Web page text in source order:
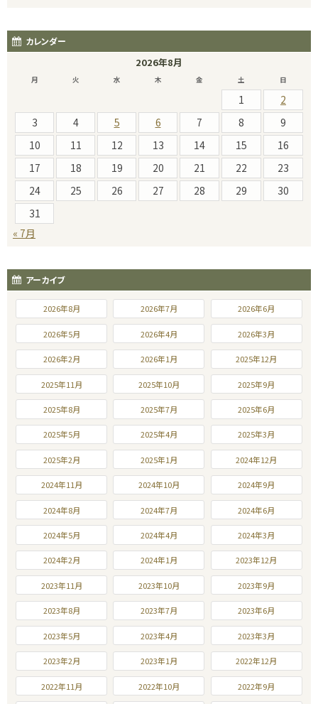
カレンダー
2026年8月
月 火 水 木 金 土 日
1
2
3
4 5 6 7 8
9
10
11 12 13 14 15
16
17
18 19 20 21 22
23
24
25 26 27 28 29
30
31
« 7月
アーカイブ
2026年8月 2026年7月 2026年6月
2026年5月 2026年4月 2026年3月
2026年2月 2026年1月 2025年12月
2025年11月 2025年10月 2025年9月
2025年8月 2025年7月 2025年6月
2025年5月 2025年4月 2025年3月
2025年2月 2025年1月 2024年12月
2024年11月 2024年10月 2024年9月
2024年8月 2024年7月 2024年6月
2024年5月 2024年4月 2024年3月
2024年2月 2024年1月 2023年12月
2023年11月 2023年10月 2023年9月
2023年8月 2023年7月 2023年6月
2023年5月 2023年4月 2023年3月
2023年2月 2023年1月 2022年12月
2022年11月 2022年10月 2022年9月